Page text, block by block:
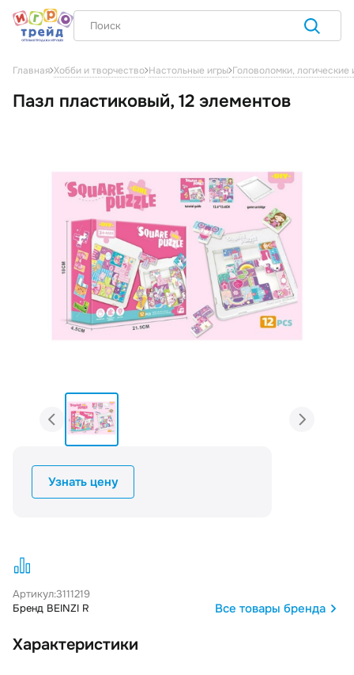
Главная Хобби и творчество Настольные игры Головоломки, логические
Пазл пластиковый, 12 элементов
Узнать цену
Артикул:3111219
Бренд BEINZI R
Все товары бренда
Характеристики